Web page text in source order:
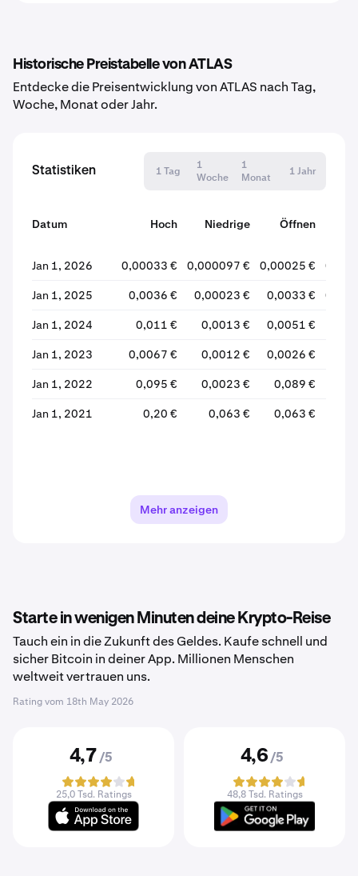
Historische Preistabelle von ATLAS
Entdecke die Preisentwicklung von ATLAS nach Tag,
Woche, Monat oder Jahr.
Statistiken 1 Tag
1
Woche
1
Monat
1 Jahr
Datum Hoch Niedrige Öffnen
Jan 1, 2026 0,00033 € 0,000097 € 0,00025 €
Jan 1, 2025 0,0036 € 0,00023 € 0,0033 €
Jan 1, 2024 0,011 € 0,0013 € 0,0051 €
Jan 1, 2023 0,0067 € 0,0012 € 0,0026 €
Jan 1, 2022 0,095 € 0,0023 € 0,089 €
Jan 1, 2021 0,20 € 0,063 € 0,063 €
Mehr anzeigen
Starte in wenigen Minuten deine Krypto-Reise
Tauch ein in die Zukunft des Geldes. Kaufe schnell und
sicher Bitcoin in deiner App. Millionen Menschen
weltweit vertrauen uns.
Rating vom 18th May 2026
4,7 /5
25,0 Tsd. Ratings
4,6 /5
48,8 Tsd. Ratings